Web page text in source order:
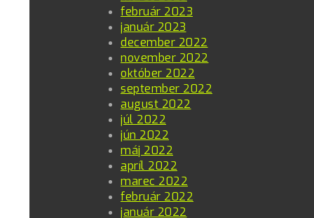
február 2023
január 2023
december 2022
november 2022
október 2022
september 2022
august 2022
júl 2022
jún 2022
máj 2022
apríl 2022
marec 2022
február 2022
január 2022